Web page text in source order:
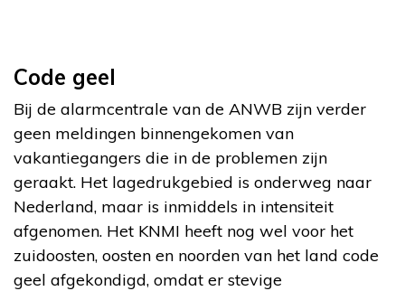
Code geel
Bij de alarmcentrale van de ANWB zijn verder
geen meldingen binnengekomen van
vakantiegangers die in de problemen zijn
geraakt. Het lagedrukgebied is onderweg naar
Nederland, maar is inmiddels in intensiteit
afgenomen. Het KNMI heeft nog wel voor het
zuidoosten, oosten en noorden van het land code
geel afgekondigd, omdat er stevige